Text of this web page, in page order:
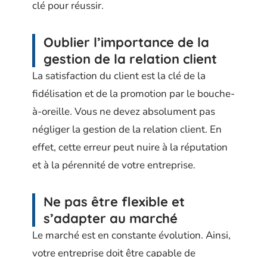
clé pour réussir.
Oublier l’importance de la
gestion de la relation client
La satisfaction du client est la clé de la
fidélisation et de la promotion par le bouche-
à-oreille. Vous ne devez absolument pas
négliger la gestion de la relation client. En
effet, cette erreur peut nuire à la réputation
et à la pérennité de votre entreprise.
Ne pas être flexible et
s’adapter au marché
Le marché est en constante évolution. Ainsi,
votre entreprise doit être capable de